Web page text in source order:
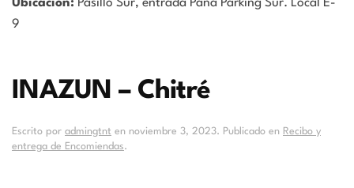
Ubicación: Pasillo Sur, entrada Pana Parking Sur. Local E-
9
INAZUN – Chitré
Escrito por admingtnt en noviembre 3, 2023. Publicado en Recibo y
entrega de Encomiendas.